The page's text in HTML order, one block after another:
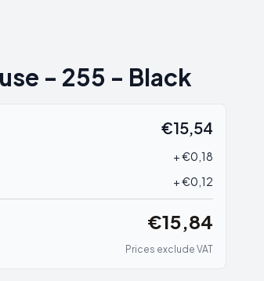
- 255 - Black
€15,54
+ €0,18
+ €0,12
€15,84
Prices exclude VAT